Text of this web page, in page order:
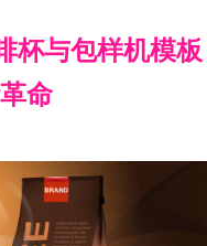
杯与包样机模板
命